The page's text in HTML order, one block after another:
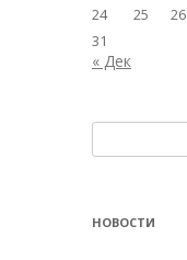
24
25 26
31
« Дек
НОВОСТИ